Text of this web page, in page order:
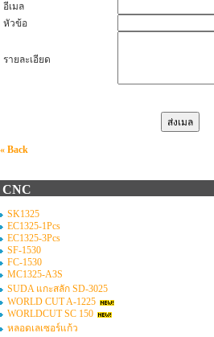
อีเมล
หัวข้อ
รายละเอียด
« Back
CNC
SK1325
EC1325-1Pcs
EC1325-3Pcs
SF-1530
FC-1530
MC1325-A3S
SUDA แกะสลัก SD-3025
WORLD CUT A-1225
WORLDCUT SC 150
หลอดเลเซอร์แก้ว